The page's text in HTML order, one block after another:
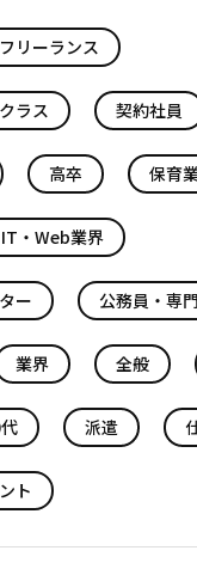
フリーランス
ラス 契約社員
高卒 保育
IT・Web業界
ー 公務員・専
業界 全般
派遣
ト